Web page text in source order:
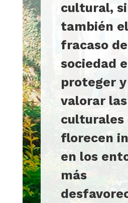
cultural,
también el
fracaso
sociedad
proteger y
valorar
culturales
florecen
en los
más